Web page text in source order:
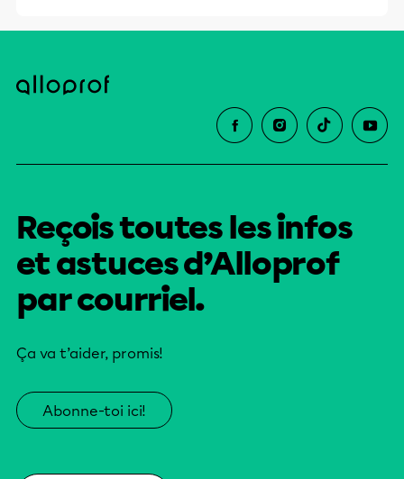
Reçois toutes les infos
et astuces d’Alloprof
par courriel.
Ça va t’aider, promis!
Abonne-toi ici!